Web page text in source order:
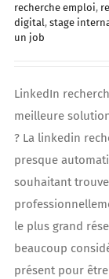
recherche emploi,
digital, stage
un job
LinkedIn
meilleure
? La linkedin
presque
souhaitant
le plus grand
beaucoup
présent pour